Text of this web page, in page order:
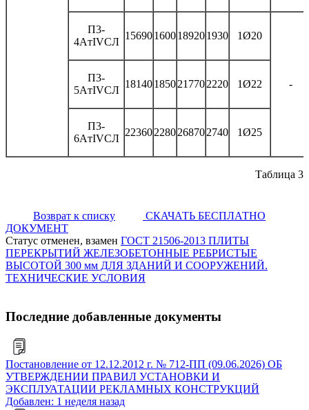
П3-
4AтIVСЛ
156901600189201930 1Ø20
-
П3-
5AтIVСЛ
181401850217702220 1Ø22
П3-
6AтIVСЛ
223602280268702740 1Ø25
Таблица 3
Возврат к списку
СКАЧАТЬ БЕСПЛАТНО
ДОКУМЕНТ
Статус отменен, взамен ГОСТ 21506-2013 ПЛИТЫ
ПЕРЕКРЫТИЙ ЖЕЛЕЗОБЕТОННЫЕ РЕБРИСТЫЕ
ВЫСОТОЙ 300 мм ДЛЯ ЗДАНИЙ И СООРУЖЕНИЙ.
ТЕХНИЧЕСКИЕ УСЛОВИЯ
Последние добавленные документы
Постановление от 12.12.2012 г. № 712-ПП (09.06.2026) ОБ
УТВЕРЖДЕНИИ ПРАВИЛ УСТАНОВКИ И
ЭКСПЛУАТАЦИИ РЕКЛАМНЫХ КОНСТРУКЦИЙ
Добавлен: 1 неделя назад